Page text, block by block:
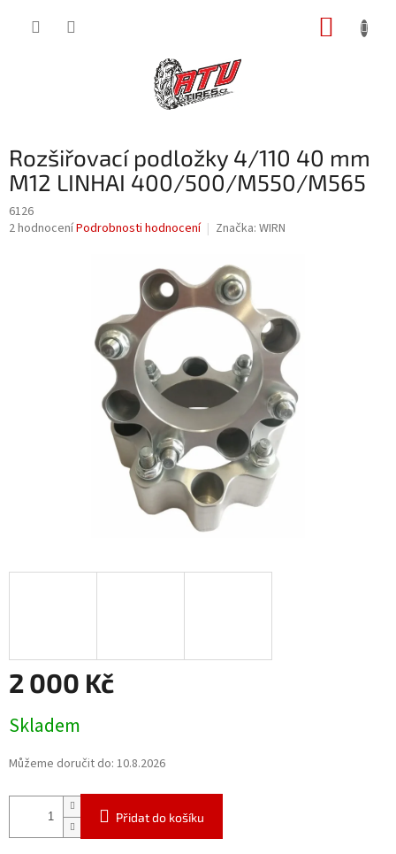
Rozšiřovací podložky 4/110 40 mm
M12 LINHAI 400/500/M550/M565
6126
Průměrné
2 hodnoceníPodrobnosti hodnocení Značka: WIRN
2 000 Kč
cena:
Skladem
Můžeme doručit do: 10.8.2026
Přidat do košíku